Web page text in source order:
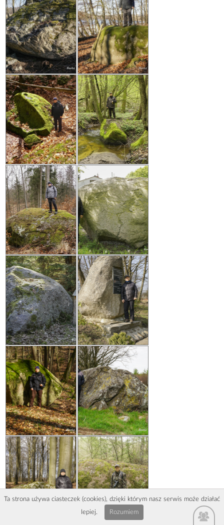
Ta strona używa ciasteczek (cookies), dzięki którym nasz serwis może działać
lepiej.
Rozumiem